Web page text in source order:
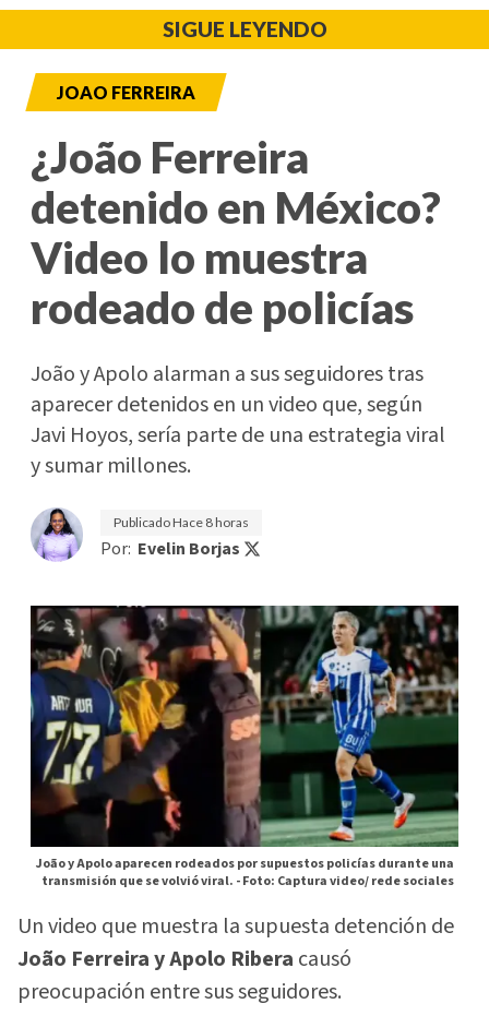
SIGUE LEYENDO
JOAO FERREIRA
¿João Ferreira
detenido en México?
Video lo muestra
rodeado de policías
João y Apolo alarman a sus seguidores tras
aparecer detenidos en un video que, según
Javi Hoyos, sería parte de una estrategia viral
y sumar millones.
PublicadoHace 8 horas
Por: Evelin Borjas
João y Apolo aparecen rodeados por supuestos policías durante una
transmisión que se volvió viral. -Foto: Captura video/ rede sociales
Un video que muestra la supuesta detención de
João Ferreira y Apolo Ribera causó
preocupación entre sus seguidores.